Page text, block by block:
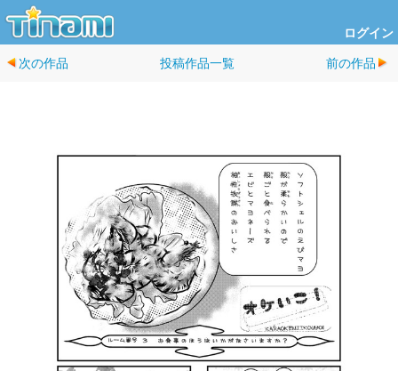
ログイン
次の作品 投稿作品一覧 前の作品